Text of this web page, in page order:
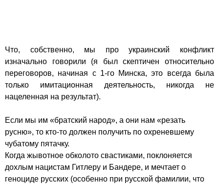
Что, собственно, мы про украинский конфликт
изначально говорили (я был скептичен относительно
переговоров, начиная с 1-го Минска, это всегда была
только имитационная деятельность, никогда не
нацеленная на результат).
Если мы им «братский народ», а они нам «резать
русню», то кто-то должен получить по охреневшему
чубатому пятачку.
Когда жывотное обколото свастиками, поклоняется
дохлым нацистам Гитлеру и Бандере, и мечтает о
геноциде русских (особенно при русской фамилии, что